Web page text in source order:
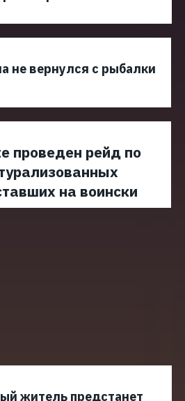
не вернулся с рыбалки
проведен рейд по
на воински
житель предстанет